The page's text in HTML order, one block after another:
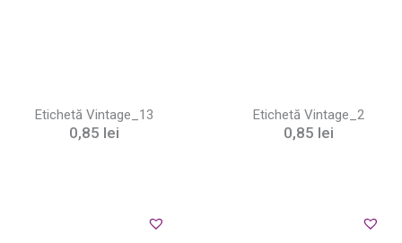
Etichetă Vintage_13
0,85 lei
Etichetă Vintage_2
0,85 lei